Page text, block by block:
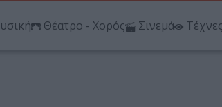
Θέατρο - Χορός Σινεμά Τέχνες